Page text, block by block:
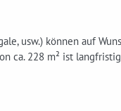
usw.) können auf
ca. 228 m² ist